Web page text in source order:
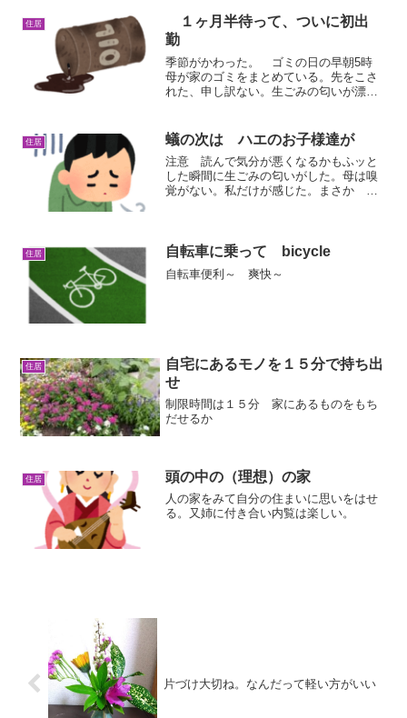
住居
１ヶ月半待って、ついに初出
勤
季節がかわった。 ゴミの日の早朝5時
母が家のゴミをまとめている。先をこさ
れた、申し訳ない。生ごみの匂いが漂っ
かけてた。夏は暑いし 臭いし かゆい
し 嫌いだわ。台風６号...
住居 蟻の次は ハエのお子様達が
注意 読んで気分が悪くなるかもふッと
した瞬間に生ごみの匂いがした。母は嗅
覚がない。私だけが感じた。まさか や
返事がなかった。ドアに手...
住居 自転車に乗って bicycle
自転車便利～ 爽快～
住居
自宅にあるモノを１５分で持ち出
せ
制限時間は１５分 家にあるものをもち
だせるか
住居 頭の中の（理想）の家
人の家をみて自分の住まいに思いをはせ
る。又姉に付き合い内覧は楽しい。
片づけ大切ね。なんだって軽い方がいい